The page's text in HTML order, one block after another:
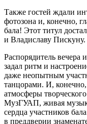
Также гостей ждали
фотозона и, конечно,
бала! Этот титул
и Владиславу Пискуну.
Распорядитель вечера
задал ритм и
даже неопытным
танцорами. И,
атмосферы
МузГУАП, живая
сердца участников
в преддверии